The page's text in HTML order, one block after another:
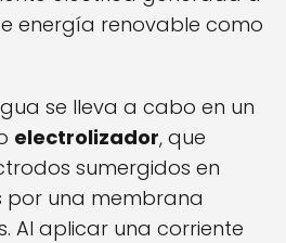
energía renovable como
se lleva a cabo en un
electrolizador, que
sumergidos en
una membrana
Al aplicar una corriente